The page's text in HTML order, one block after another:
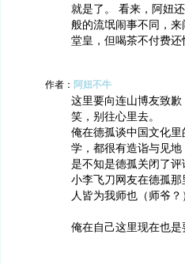
就是了。 看来，阿妞
般的流氓闹事不同，
堂皇，但喝茶不付费
作者： 阿妞不牛
这里要向连山博友致歉
笑，别往心里去。
俺在德孤谈中国文化
学，都很有造诣与见
是不知是德孤关闭了
小李飞刀网友在德孤
人皆为我师也（师爷？
俺在自己这里现在也是